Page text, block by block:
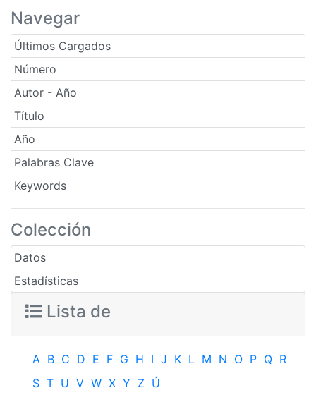
Navegar
Últimos Cargados
Número
Autor - Año
Título
Año
Palabras Clave
Keywords
Colección
Datos
Estadísticas
Lista de
A B C D E F G H I J K L M N O P Q R
S T U V W X Y Z Ú